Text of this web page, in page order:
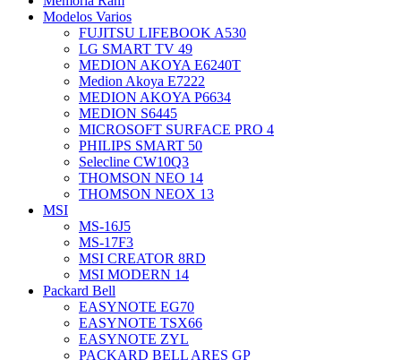
Modelos Varios
FUJITSU LIFEBOOK A530
LG SMART TV 49
MEDION AKOYA E6240T
Medion Akoya E7222
MEDION AKOYA P6634
MEDION S6445
MICROSOFT SURFACE PRO 4
PHILIPS SMART 50
Selecline CW10Q3
THOMSON NEO 14
THOMSON NEOX 13
MSI
MS-16J5
MS-17F3
MSI CREATOR 8RD
MSI MODERN 14
Packard Bell
EASYNOTE EG70
EASYNOTE TSX66
EASYNOTE ZYL
PACKARD BELL ARES GP